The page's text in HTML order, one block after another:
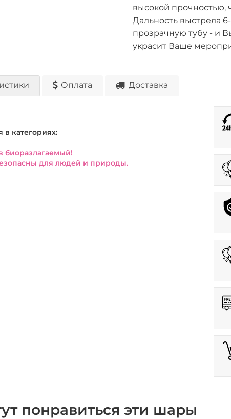
высокой прочностью,
Дальность выстрела
прозрачную тубу - и
украсит Ваше
Оплата Доставка
в категориях:
биоразлагаемый!
для людей и природы.
понравиться эти шары